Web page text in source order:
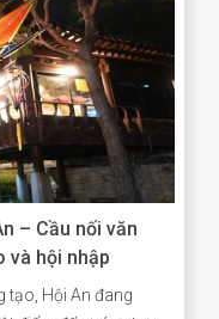
trong bối cảnh
– Cầu nối văn
và hội nhập
tạo, Hội An đang